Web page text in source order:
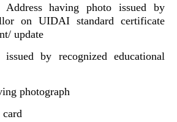
having photo issued by
on UIDAI standard certificate
update
by recognized educational
photograph